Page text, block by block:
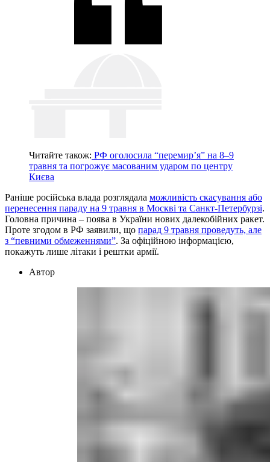
Читайте також: РФ оголосила “перемир’я” на 8–9
травня та погрожує масованим ударом по центру
Києва
Раніше російська влада розглядала можливість скасування або
перенесення параду на 9 травня в Москві та Санкт-Петербурзі.
Головна причина – поява в України нових далекобійних ракет.
Проте згодом в РФ заявили, що парад 9 травня проведуть, але
з “певними обмеженнями”. За офіційною інформацією,
покажуть лише літаки і рештки армії.
Автор